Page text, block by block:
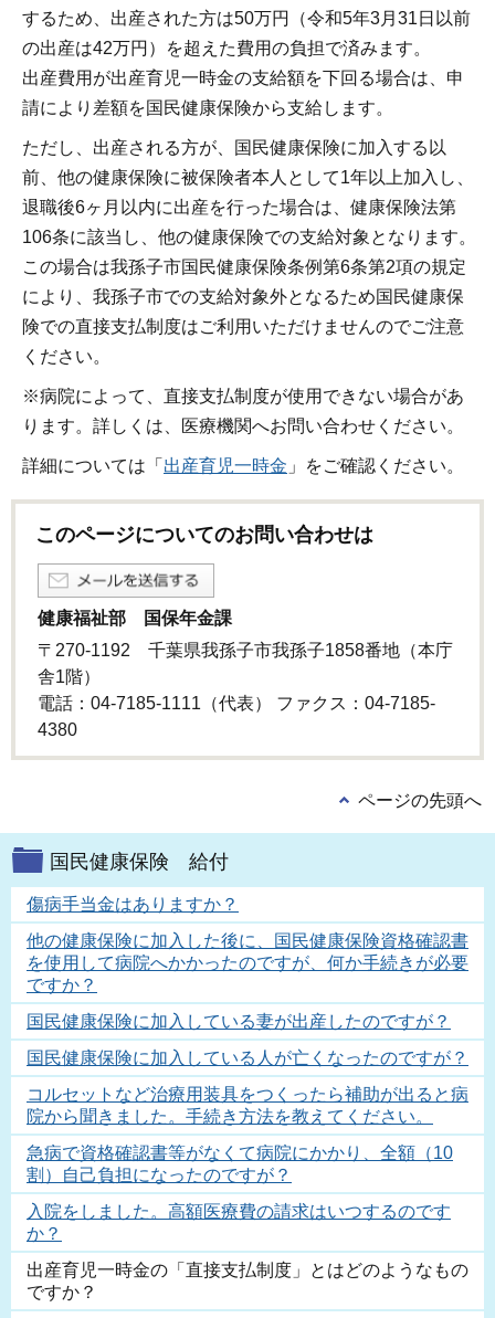
するため、出産された方は50万円（令和5年3月31日以前
の出産は42万円）を超えた費用の負担で済みます。
出産費用が出産育児一時金の支給額を下回る場合は、申
請により差額を国民健康保険から支給します。
ただし、出産される方が、国民健康保険に加入する以
前、他の健康保険に被保険者本人として1年以上加入し、
退職後6ヶ月以内に出産を行った場合は、健康保険法第
106条に該当し、他の健康保険での支給対象となります。
この場合は我孫子市国民健康保険条例第6条第2項の規定
により、我孫子市での支給対象外となるため国民健康保
険での直接支払制度はご利用いただけませんのでご注意
ください。
※病院によって、直接支払制度が使用できない場合があ
ります。詳しくは、医療機関へお問い合わせください。
詳細については「 出産育児一時金 」をご確認ください。
このページについてのお問い合わせは
健康福祉部 国保年金課
〒270-1192 千葉県我孫子市我孫子1858番地（本庁
舎1階）
電話：04-7185-1111（代表） ファクス：04-7185-
4380
ページの先頭へ
国民健康保険 給付
傷病手当金はありますか？
他の健康保険に加入した後に、国民健康保険資格確認書
を使用して病院へかかったのですが、何か手続きが必要
ですか？
国民健康保険に加入している妻が出産したのですが？
国民健康保険に加入している人が亡くなったのですが？
コルセットなど治療用装具をつくったら補助が出ると病
院から聞きました。手続き方法を教えてください。
急病で資格確認書等がなくて病院にかかり、全額（10
割）自己負担になったのですが？
入院をしました。高額医療費の請求はいつするのです
か？
出産育児一時金の「直接支払制度」とはどのようなもの
ですか？